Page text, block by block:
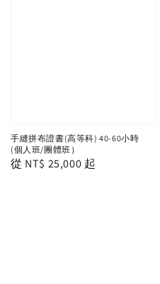
手縫拼布證書(高等科) 40-60小時
(個人班/團體班）
Regular
從 NT$ 25,000 起